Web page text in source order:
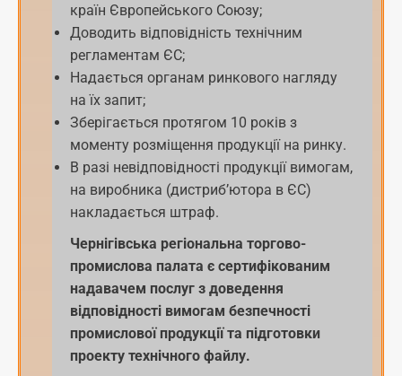
країн Європейського Союзу;
Доводить відповідність технічним
регламентам ЄС;
Надається органам ринкового нагляду
на їх запит;
Зберігається протягом 10 років з
моменту розміщення продукції на ринку.
В разі невідповідності продукції вимогам,
на виробника (дистриб’ютора в ЄС)
накладається штраф.
Чернігівська регіональна торгово-
промислова палата є сертифікованим
надавачем послуг з доведення
відповідності вимогам безпечності
промислової продукції та підготовки
проекту технічного файлу.